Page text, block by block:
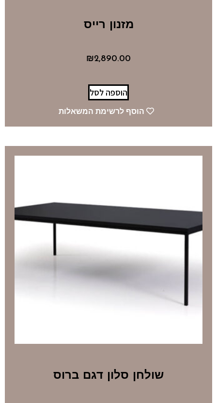
מזנון רייס
₪2,890.00
הוספה לסל
הוסף לרשימת המשאלות
שולחן סלון דגם ברוס